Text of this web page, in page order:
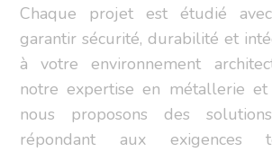
Chaque projet est étudié
garantir sécurité, durabilité et
à votre environnement
notre expertise en métallerie et
nous proposons des
répondant aux exigences